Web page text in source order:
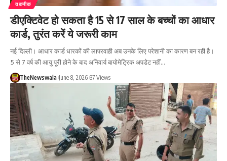
तकनीक
डीएक्टिवेट हो सकता है 15 से 17 साल के बच्चों का आधार
कार्ड, तुरंत करें ये जरूरी काम
नई दिल्ली। आधार कार्ड धारकों की लापरवाही अब उनके लिए परेशानी का कारण बन रही है।
5 से 7 वर्ष की आयु पूरी होने के बाद अनिवार्य बायोमेट्रिक अपडेट नहीं…
TheNewswala June 8, 2026 37 Views